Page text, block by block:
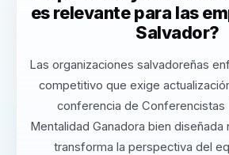
es relevante para las
Salvador?
Las organizaciones salvadoreñas
competitivo que exige
conferencia de
Mentalidad Ganadora bien
transforma la perspectiva del